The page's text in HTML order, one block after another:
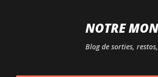
NOTRE
Blog de sorties,